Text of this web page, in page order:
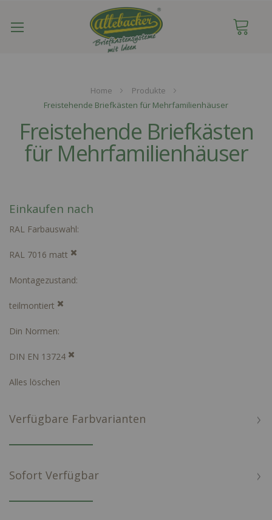
Home
Produkte
Freistehende Briefkästen für Mehrfamilienhäuser
Freistehende Briefkästen
für Mehrfamilienhäuser
Einkaufen nach
RAL Farbauswahl
RAL 7016 matt
Montagezustand
teilmontiert
Din Normen
DIN EN 13724
Alles löschen
Verfügbare Farbvarianten
Sofort Verfügbar